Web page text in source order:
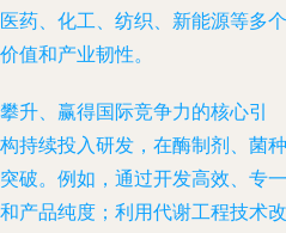
药、化工、纺织、新能源等多个
值和产业韧性。
升、赢得国际竞争力的核心引
持续投入研发，在酶制剂、菌种
破。例如，通过开发高效、专一
产品纯度；利用代谢工程技术改